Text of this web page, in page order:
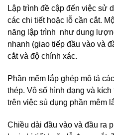
Lập trình đề cập đến việc sử
các chi tiết hoặc lỗ cần cắt.
năng lập trình như dung
nhanh (giao tiếp đầu vào và
cắt và độ chính xác.
Phần mếm lắp ghép mô tả
thép. Vô số hình dạng và
trên việc sủ dụng phần mêm
Chiều dài đầu vào và đầu ra